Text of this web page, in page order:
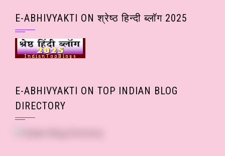
E-ABHIVYAKTI ON श्रेष्ठ हिन्दी ब्लॉग 2025
E-ABHIVYAKTI ON TOP INDIAN BLOG
DIRECTORY